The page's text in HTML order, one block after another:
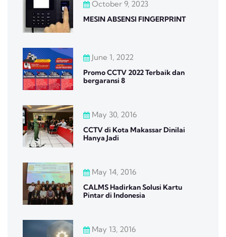
October 9, 2023
MESIN ABSENSI FINGERPRINT
June 1, 2022
Promo CCTV 2022 Terbaik dan
bergaransi 8
May 30, 2016
CCTV di Kota Makassar Dinilai
Hanya Jadi
May 14, 2016
CALMS Hadirkan Solusi Kartu
Pintar di Indonesia
May 13, 2016